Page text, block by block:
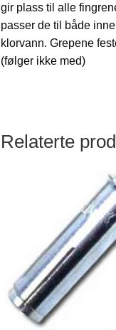
gir plass til alle
passer de til både
klorvann. Grepene
(følger ikke med)
Relaterte